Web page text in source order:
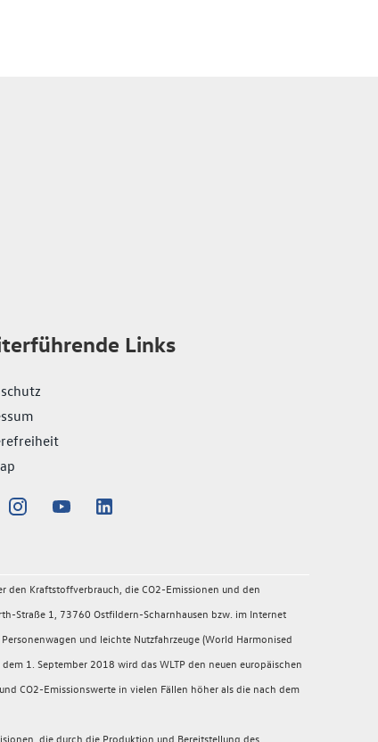
Links
Kraftstoffverbrauch, die CO2-Emissionen und den
Straße 1, 73760 Ostfildern-Scharnhausen bzw. im Internet
und leichte Nutzfahrzeuge (World Harmonised
1. September 2018 wird das WLTP den neuen europäischen
CO2-Emissionswerte in vielen Fällen höher als die nach dem
die durch die Produktion und Bereitstellung des